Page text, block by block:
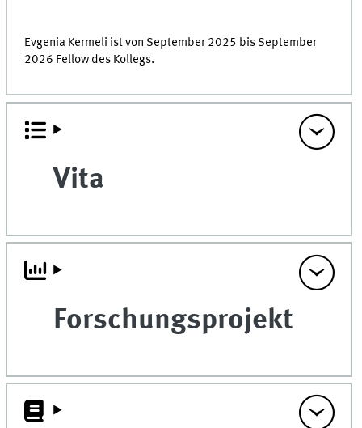
Evgenia Kermeli ist von September 2025 bis September
2026 Fellow des Kollegs.
Vita
Forschungsprojekt